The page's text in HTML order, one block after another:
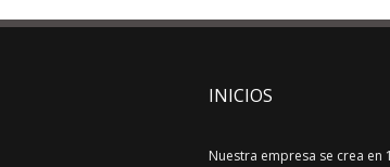
INICIOS
Nuestra empresa se crea en